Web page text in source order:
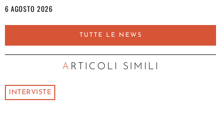
6 AGOSTO 2026
TUTTE LE NEWS
ARTICOLI SIMILI
INTERVISTE